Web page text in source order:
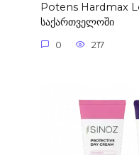
Potens Hardmax
საქართველოში
0 217